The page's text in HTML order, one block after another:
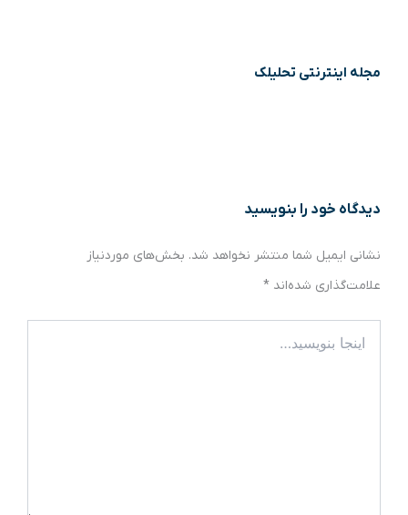
مجله اینترنتی تحلیلک
دیدگاه‌ خود را بنویسید
نشانی ایمیل شما منتشر نخواهد شد. بخش‌های موردنیاز
علامت‌گذاری شده‌اند*
بنویسید…